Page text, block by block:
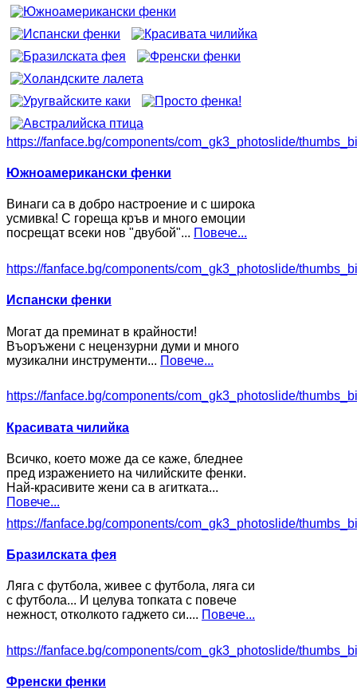
https://fanface.bg/components/com_gk3_photoslide/
Южноамерикански фенки
Винаги са в добро настроение и с широка
усмивка! С гореща кръв и много емоции
посрещат всеки нов "двубой"... Повече...
https://fanface.bg/components/com_gk3_photoslide/
Испански фенки
Могат да преминат в крайности!
Въоръжени с нецензурни думи и много
музикални инструменти... Повече...
https://fanface.bg/components/com_gk3_photoslide/
Красивата чилийка
Всичко, което може да се каже, бледнее
пред изражението на чилийските фенки.
Най-красивите жени са в агитката...
Повече...
https://fanface.bg/components/com_gk3_photoslide/
Бразилската фея
Ляга с футбола, живее с футбола, ляга си
с футбола... И целува топката с повече
нежност, отколкото гаджето си.... Повече...
https://fanface.bg/components/com_gk3_photoslide/
Френски фенки